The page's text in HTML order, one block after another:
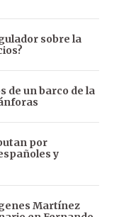
sobre la
de un barco de la
por
y
Martínez